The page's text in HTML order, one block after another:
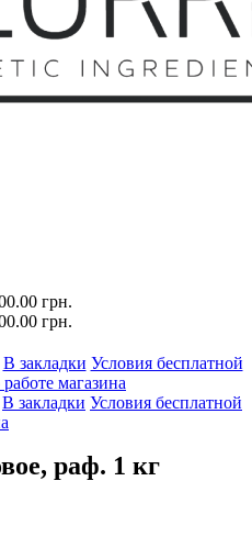
грн.
грн.
В закладки Условия бесплатной
магазина
В закладки Условия бесплатной
раф. 1 кг